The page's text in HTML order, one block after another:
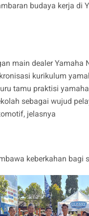
budaya kerja di
main dealer Yamaha
kurikulum
tamu praktisi
sebagai wujud
jelasnya
keberkahan bagi